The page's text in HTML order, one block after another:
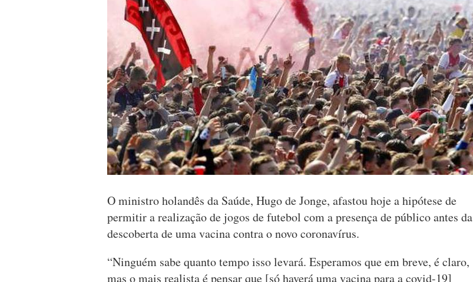
O ministro holandês da Saúde, Hugo de Jonge, afastou hoje a hipótese de
permitir a realização de jogos de futebol com a presença de público antes da
descoberta de uma vacina contra o novo coronavírus.
“Ninguém sabe quanto tempo isso levará. Esperamos que em breve, é claro,
mas o mais realista é pensar que [só haverá uma vacina para a covid-19]